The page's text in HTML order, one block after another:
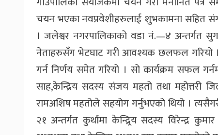
चयन भएका नवप्रवेशीहरुलाई शुभकामना सहित
। जलेश्वर नगरपालिकाको वडा नं.—४ अन्तर्गत
नेताहरुसँग भेटघाट गरी आवश्यक छलफल गरियो
गर्न निर्णय समेत गरियो । सो कार्यक्रम सफल
साह,केन्द्रिय सदस्य संजय महतो तथा महोत्तरी
रामअशिष महतोले सहयोग गर्नुभएको थियो ।
२१ अन्तर्गत कुर्थामा केन्द्र्रिय सदस्य विरेन्द्र